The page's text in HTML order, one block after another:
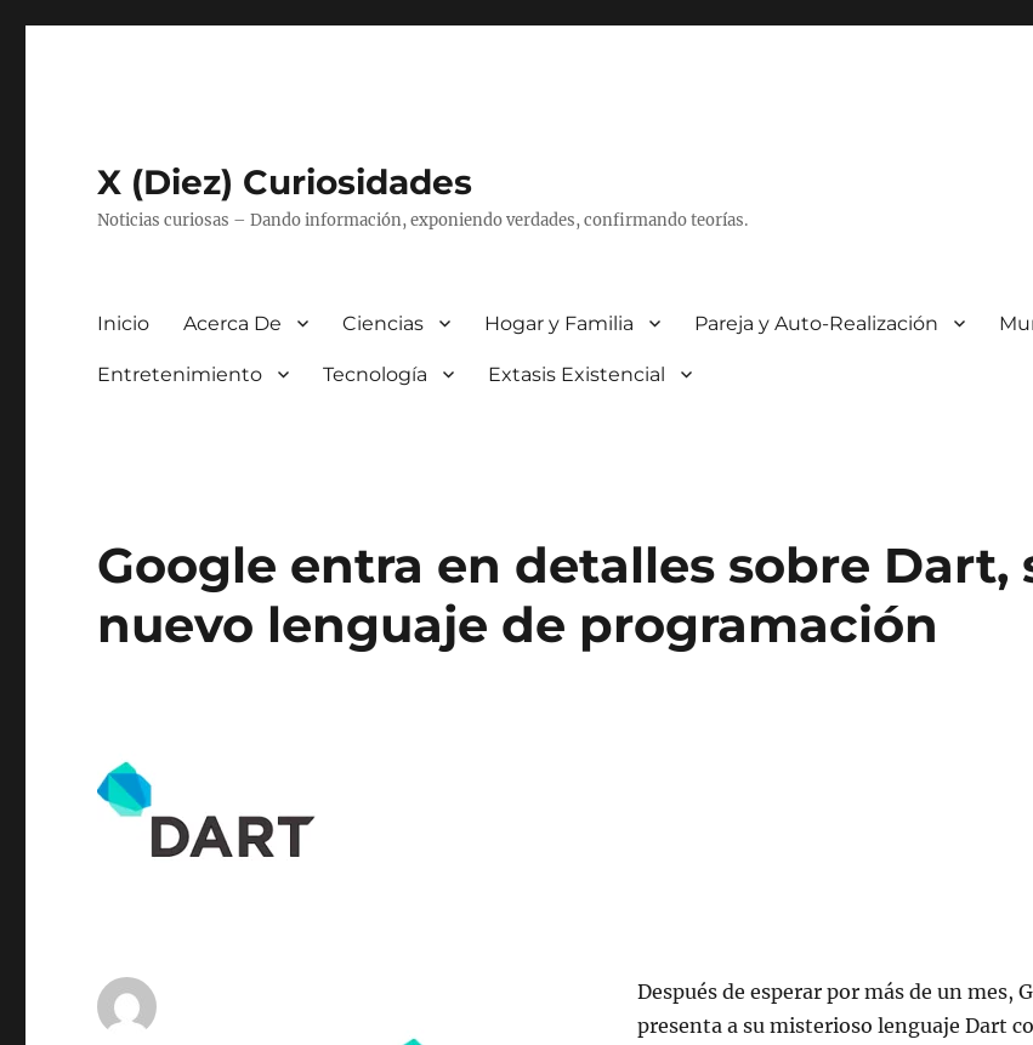
X (Diez) Curiosidades
Noticias curiosas – Dando información, exponiendo verdades, confirmando teorías.
Inicio Acerca De Ciencias Hogar y Familia Pareja y Auto-Realización
Entretenimiento Tecnología Extasis Existencial
Google entra en detalles sobre Dart,
nuevo lenguaje de programación
Después de esperar por más de un mes,
presenta a su misterioso lenguaje Dart